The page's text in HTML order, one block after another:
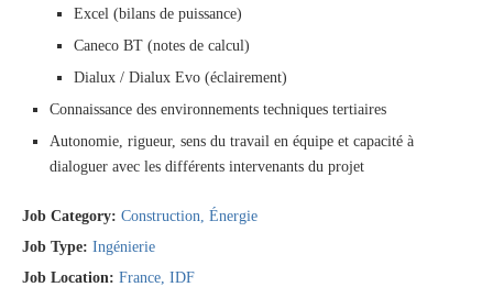
Excel (bilans de puissance)
Caneco BT (notes de calcul)
Dialux / Dialux Evo (éclairement)
Connaissance des environnements techniques tertiaires
Autonomie, rigueur, sens du travail en équipe et capacité à
dialoguer avec les différents intervenants du projet
Job Category: Construction Énergie
Job Type: Ingénierie
Job Location: France IDF